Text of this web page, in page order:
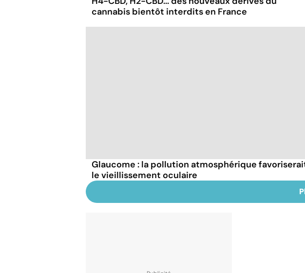
cannabis bientôt interdits en France
Glaucome : la pollution atmosphérique
le vieillissement oculaire